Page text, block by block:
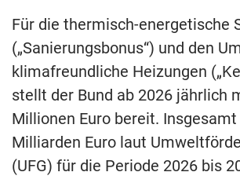
Für die thermisch-energetische
(„Sanierungsbonus“) und den
klimafreundliche Heizungen
stellt der Bund ab 2026 jährlich
Millionen Euro bereit.
Milliarden Euro laut
(UFG) für die Periode 2026 bis